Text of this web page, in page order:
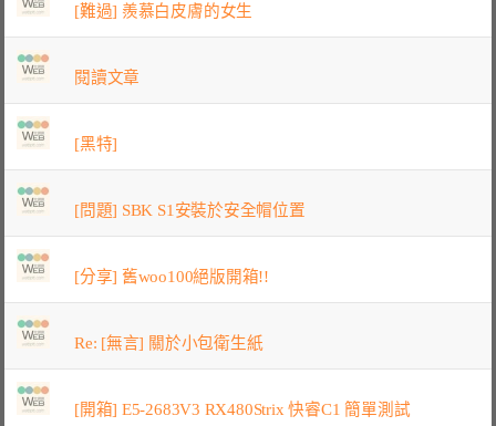
[難過] 羨慕白皮膚的女生
閱讀文章
[黑特]
[問題] SBK S1安裝於安全帽位置
[分享] 舊woo100絕版開箱!!
Re: [無言] 關於小包衛生紙
[開箱] E5-2683V3 RX480Strix 快睿C1 簡單測試